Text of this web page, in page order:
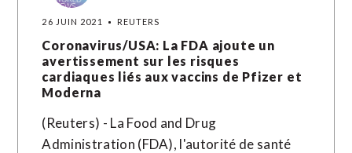
26 JUIN 2021 REUTERS
Coronavirus/USA: La FDA ajoute un
avertissement sur les risques
cardiaques liés aux vaccins de Pfizer et
Moderna
(Reuters) - La Food and Drug
Administration (FDA), l'autorité de santé